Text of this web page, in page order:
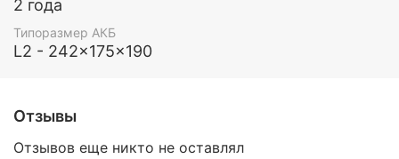
2 года
Типоразмер АКБ
L2 - 242x175x190
Отзывы
Отзывов еще никто не оставлял